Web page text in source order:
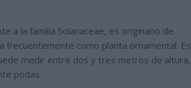
a la familia Solanaceae, es originario de
frecuentemente como planta ornamental. Es
medir entre dos y tres metros de altura,
podas.